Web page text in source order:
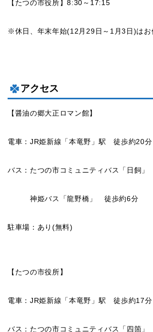
【たつの市役所】8:30～17:15
※休日、年末年始(12月29日～1月3日)はお
アクセス
【醤油の郷大正ロマン館】
電車：JR姫新線「本竜野」駅 徒歩約20
バス：たつの市コミュニティバス「日飼
神姫バス「龍野橋」 徒歩約6分
駐車場：あり(無料)
【たつの市役所】
電車：JR姫新線「本竜野」駅 徒歩約17
バス：たつの市コミュニティバス「四箇